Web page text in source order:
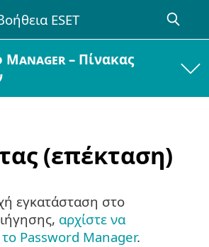
Manager – Πίνακας
(επέκταση)
εγκατάσταση στο
αρχίστε να
το Password Manager.